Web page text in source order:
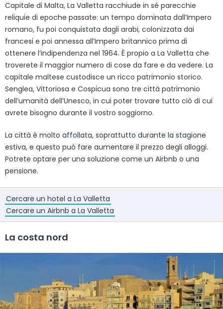
Capitale di Malta, La Valletta racchiude in sé parecchie
reliquie di epoche passate: un tempo dominata dall’Impero
romano, fu poi conquistata dagli arabi, colonizzata dai
francesi e poi annessa all’Impero britannico prima di
ottenere l’indipendenza nel 1964. È propio a La Valletta che
troverete il maggior numero di cose da fare e da vedere. La
capitale maltese custodisce un ricco patrimonio storico.
Senglea, Vittoriosa e Cospicua sono tre città patrimonio
dell’umanità dell’Unesco, in cui poter trovare tutto ciò di cui
avrete bisogno durante il vostro soggiorno.
La città è molto affollata, soprattutto durante la stagione
estiva, e questo può fare aumentare il prezzo degli alloggi.
Potrete optare per una soluzione come un Airbnb o una
pensione.
Cercare un hotel a La Valletta
Cercare un Airbnb a La Valletta
La costa nord